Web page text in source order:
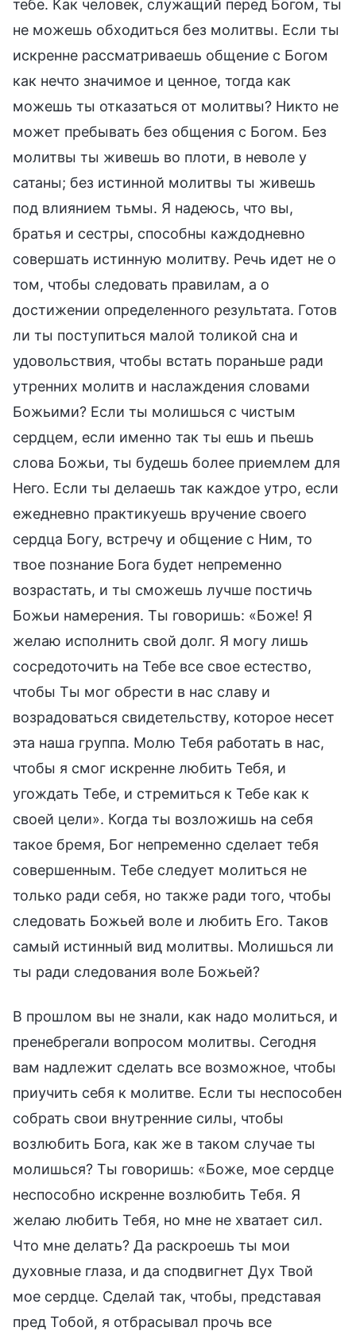
тебе. Как человек, служащий перед Богом, ты
не можешь обходиться без молитвы. Если ты
искренне рассматриваешь общение с Богом
как нечто значимое и ценное, тогда как
можешь ты отказаться от молитвы? Никто не
может пребывать без общения с Богом. Без
молитвы ты живешь во плоти, в неволе у
сатаны; без истинной молитвы ты живешь
под влиянием тьмы. Я надеюсь, что вы,
братья и сестры, способны каждодневно
совершать истинную молитву. Речь идет не о
том, чтобы следовать правилам, а о
достижении определенного результата. Готов
ли ты поступиться малой толикой сна и
удовольствия, чтобы встать пораньше ради
утренних молитв и наслаждения словами
Божьими? Если ты молишься с чистым
сердцем, если именно так ты ешь и пьешь
слова Божьи, ты будешь более приемлем для
Него. Если ты делаешь так каждое утро, если
ежедневно практикуешь вручение своего
сердца Богу, встречу и общение с Ним, то
твое познание Бога будет непременно
возрастать, и ты сможешь лучше постичь
Божьи намерения. Ты говоришь: «Боже! Я
желаю исполнить свой долг. Я могу лишь
сосредоточить на Тебе все свое естество,
чтобы Ты мог обрести в нас славу и
возрадоваться свидетельству, которое несет
эта наша группа. Молю Тебя работать в нас,
чтобы я смог искренне любить Тебя, и
угождать Тебе, и стремиться к Тебе как к
своей цели». Когда ты возложишь на себя
такое бремя, Бог непременно сделает тебя
совершенным. Тебе следует молиться не
только ради себя, но также ради того, чтобы
следовать Божьей воле и любить Его. Таков
самый истинный вид молитвы. Молишься ли
ты ради следования воле Божьей?
В прошлом вы не знали, как надо молиться, и
пренебрегали вопросом молитвы. Сегодня
вам надлежит сделать все возможное, чтобы
приучить себя к молитве. Если ты неспособен
собрать свои внутренние силы, чтобы
возлюбить Бога, как же в таком случае ты
молишься? Ты говоришь: «Боже, мое сердце
неспособно искренне возлюбить Тебя. Я
желаю любить Тебя, но мне не хватает сил.
Что мне делать? Да раскроешь ты мои
духовные глаза, и да сподвигнет Дух Твой
мое сердце. Сделай так, чтобы, представая
пред Тобой, я отбрасывал прочь все